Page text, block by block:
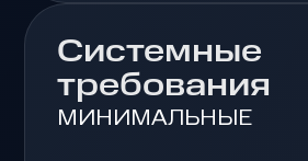
Системные
требования
МИНИМАЛЬНЫЕ